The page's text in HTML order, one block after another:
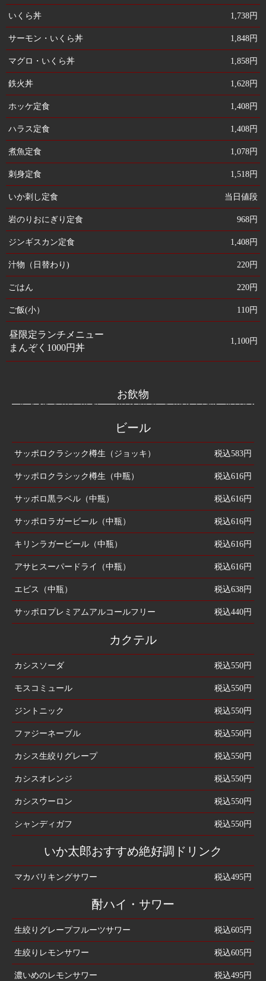
いくら丼 1,738円
サーモン・いくら丼 1,848円
マグロ・いくら丼 1,858円
鉄火丼 1,628円
ホッケ定食 1,408円
ハラス定食 1,408円
煮魚定食 1,078円
刺身定食 1,518円
いか刺し定食 当日値段
岩のりおにぎり定食 968円
ジンギスカン定食 1,408円
汁物（日替わり) 220円
ごはん 220円
ご飯(小） 110円
昼限定ランチメニュー
まんぞく1000円丼
1,100円
お飲物
ビール
サッポロクラシック樽生（ジョッキ） 税込583円
サッポロクラシック樽生（中瓶） 税込616円
サッポロ黒ラベル（中瓶） 税込616円
サッポロラガービール（中瓶） 税込616円
キリンラガービール（中瓶） 税込616円
アサヒスーパードライ（中瓶） 税込616円
エビス（中瓶） 税込638円
サッポロプレミアムアルコールフリー 税込440円
カクテル
カシスソーダ 税込550円
モスコミュール 税込550円
ジントニック 税込550円
ファジーネーブル 税込550円
カシス生絞りグレープ 税込550円
カシスオレンジ 税込550円
カシスウーロン 税込550円
シャンディガフ 税込550円
いか太郎おすすめ絶好調ドリンク
マカバリキングサワー 税込495円
酎ハイ・サワー
生絞りグレープフルーツサワー 税込605円
生絞りレモンサワー 税込605円
濃いめのレモンサワー 税込495円